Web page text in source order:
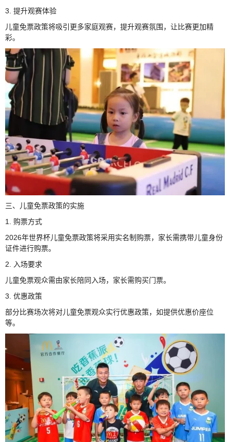
3. 提升观赛体验
儿童免票政策将吸引更多家庭观赛，提升观赛氛围，让比赛更加精
彩。
三、儿童免票政策的实施
1. 购票方式
2026年世界杯儿童免票政策将采用实名制购票，家长需携带儿童身份
证件进行购票。
2. 入场要求
儿童免票观众需由家长陪同入场，家长需购买门票。
3. 优惠政策
部分比赛场次将对儿童免票观众实行优惠政策，如提供优惠价座位
等。